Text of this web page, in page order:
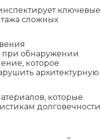
ключевые
сложных
обнаружении
которое
архитектурную
которые
долговечности